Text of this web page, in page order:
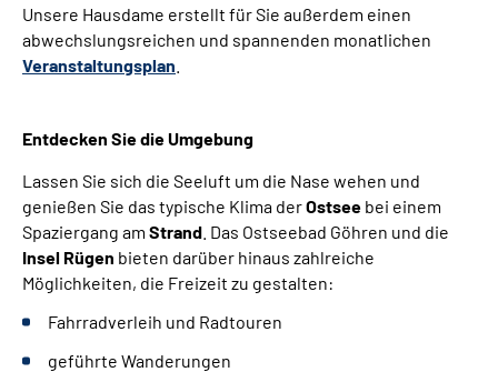
Unsere Hausdame erstellt für Sie außerdem einen
abwechslungsreichen und spannenden monatlichen
Veranstaltungsplan
Entdecken Sie die Umgebung
Lassen Sie sich die Seeluft um die Nase wehen und
genießen Sie das typische Klima derOstsee bei einem
Spaziergang am Strand . Das Ostseebad Göhren und die
Insel Rügen bieten darüber hinaus zahlreiche
Möglichkeiten, die Freizeit zu gestalten:
Fahrradverleih und Radtouren
geführte Wanderungen